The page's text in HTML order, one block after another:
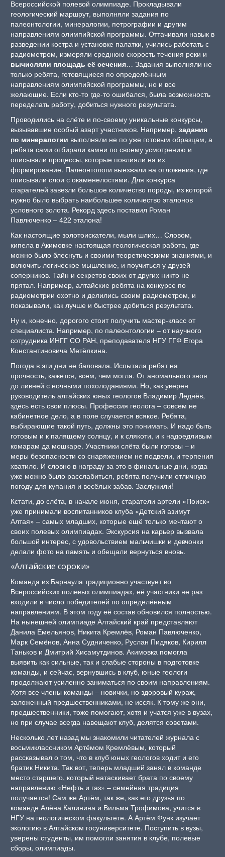
Всероссийской полевой олимпиаде. Прокладывали
геологический маршрут, выполняли задания по
палеонтологии, минералогии, петрографии и другим
направлениям олимпийской программы. Оттачивали навык в
разведении костра и установке палатки, учились работать с
радиометром, измеряли среднюю скорость течения реки и
вычисляли площадь её сечения… Задания выполняли не
только ребята, готовящиеся по определённым
направлениям олимпийской программы, но и все
желающие. Если кто-то где-то ошибался, была возможность
переделать работу, добиться нужного результата.
Проводились на слёте и по-своему уникальные конкурсы,
вызывавшие особый азарт участников. Например, задания
по минералогии выполняли не по уже готовым образцам, а
ребята сами отбирали камни по своему усмотрению и
описывали процессы, которые повлияли на их
формирование. Палеонтологи выезжали на отложения, где
описывали слои с окаменелостями. Для конкурса
старателей завезли большое количество породы, из которой
нужно было выбрать наибольшее количество эталонов
условного золота. Рекорд здесь поставил Роман
Павлюченко – 422 эталона!
Как настоящие золотоискатели, мыли шлих… Словом,
кипела в Акимовке настоящая геологическая работа, где
можно было блеснуть и своими теоретическими знаниями, и
включить логическое мышление, и поучиться у друзей-
соперников. Тайн и секретов своих от других никто не
прятал. Например, алтайские ребята на конкурсе по
радиометрии охотно и делились своим радиометром, и
показывали, как лучше и быстрее добиться результата.
Ну и, конечно, дорогого стоит получить мастер-класс от
специалиста. Например, по палеонтологии – от научного
сотрудника ИНГГ СО РАН, преподавателя НГУ ГГФ Егора
Константиновича Метёлкина.
Погода в эти дни не баловала. Испытала ребят на
прочность, кажется, всем, чем могла. От аномального зноя
до ливней с ночными похолоданиями. Но, как уверен
руководитель алтайских юных геологов Владимир Леднёв,
здесь есть свои плюсы. Профессия геолога – совсем не
кабинетное дело, а в поле случается всякое. Ребята,
выбирающие такой путь, должны это понимать. И надо быть
готовым и к палящему солнцу, и к слякоти, и к надоедливым
комарам да мошкаре. Участники слёта были готовы – и
меры безопасности со снаряжением не подвели, и терпения
хватило. И словно в награду за это в финальные дни, когда
уже можно было расслабиться, ребята получили отличную
погоду для купания и весёлых забав. Заслужили!
Кстати, до слёта, в начале июня, старатели артели «Поиск»
уже принимали воспитанников клуба «Детский азимут
Алтая» – самых младших, которые ещё только мечтают о
своих полевых олимпиадах. Экскурсия на карьер вызвала
большой интерес, с удовольствием мальчишки и девчонки
делали фото на память и обещали вернуться вновь.
«Алтайские сороки»
Команда из Барнаула традиционно участвует во
Всероссийских полевых олимпиадах, её участники не раз
входили в число победителей по определённым
направлениям. В этом году её состав обновился полностью.
На нынешней олимпиаде Алтайский край представляют
Данила Емельянов, Никита Кремлёв, Роман Павлюченко,
Марк Семёнов, Анна Судниченко, Руслан Пидяков, Кирилл
Таньков и Дмитрий Хисамутдинов. Акимовка помогла
выявить как сильные, так и слабые стороны в подготовке
команды, и сейчас, вернувшись в клуб, юные геологи
продолжают усиленно заниматься по своим направлениям.
Хотя все члены команды – новички, но здоровый кураж,
заложенный предшественниками, не иссяк. К тому же они,
предшественники, тоже помогают, хотя и учатся уже в вузах,
но при случае всегда навещают клуб, делятся советами.
Несколько лет назад мы знакомили читателей журнала с
восьмиклассником Артёмом Кремлёвым, который
рассказывал о том, что в клуб юных геологов ходит и его
братик Никита. Так вот, теперь младший занял в команде
место старшего, который натаскивает брата по своему
направлению «Нефть и газ» – семейная традиция
получается! Сам же Артём, так же, как его друзья по
команде Алёна Калинина и Вильма Трофимова, учится в
НГУ на геологическом факультете. А Артём Функ изучает
экологию в Алтайском госуниверситете. Поступить в вузы,
уверены студенты, им помогли занятия в клубе, полевые
сборы, олимпиады.